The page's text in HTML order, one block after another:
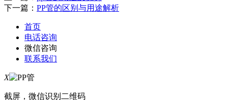
下一篇： PP管的区别与用途解析
首页
电话咨询
微信咨询
联系我们
X
截屏，微信识别二维码